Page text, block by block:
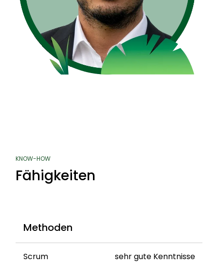
KNOW-HOW
Fähigkeiten
Methoden
Scrum
sehr gute Kenntnisse